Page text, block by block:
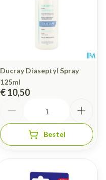
Ducray Diaseptyl Spray
125ml
€ 10,50
Bestel